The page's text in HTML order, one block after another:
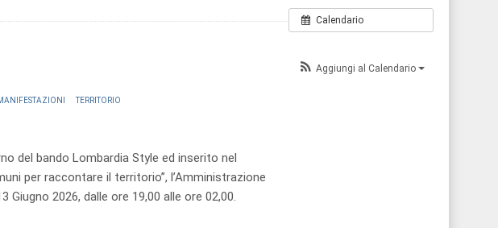
Calendario
Aggiungi al Calendario
TERRITORIO
del bando Lombardia Style ed inserito nel
per raccontare il territorio”, l’Amministrazione
2026, dalle ore 19,00 alle ore 02,00.